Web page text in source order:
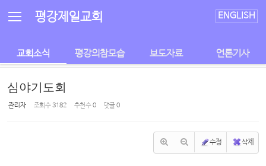
평강제일교회 ENGLISH
교회소식 평강의참모습 보도자료 언론기사
심야기도회
관리자 조회 수3182 추천 수0 댓글0
수정 삭제